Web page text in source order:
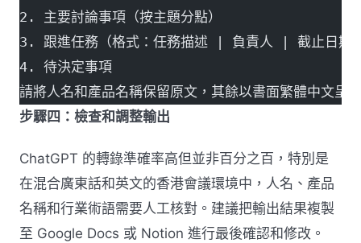
2. 主要討論事項（按主題分點）
3. 跟進任務（格式：任務描述 | 負責人 | 截止日期
4. 待決定事項
請將人名和產品名稱保留原文，其餘以書面繁體中文呈
步驟四：檢查和調整輸出
ChatGPT 的轉錄準確率高但並非百分之百，特別是
在混合廣東話和英文的香港會議環境中，人名、產品
名稱和行業術語需要人工核對。建議把輸出結果複製
至 Google Docs 或 Notion 進行最後確認和修改。